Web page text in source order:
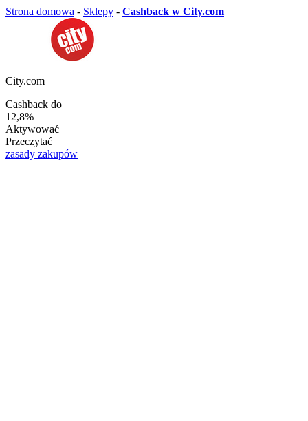
Strona domowa - Sklepy - Cashback w City.com
City.com
Cashback do
12,8%
Aktywować
Przeczytać
zasady zakupów